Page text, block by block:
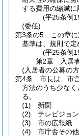
する費用の縮減に
(平25条例
(委任)
第3条の5
この章
基準は、規則で定
(平25条例
第2章
入居
(入居者の公募の
第4条
市長は、市
方法のうち少な
る。
(1)
新聞
(2)
テレビジョン
(3)
市の広報紙
(4)
市庁舎その